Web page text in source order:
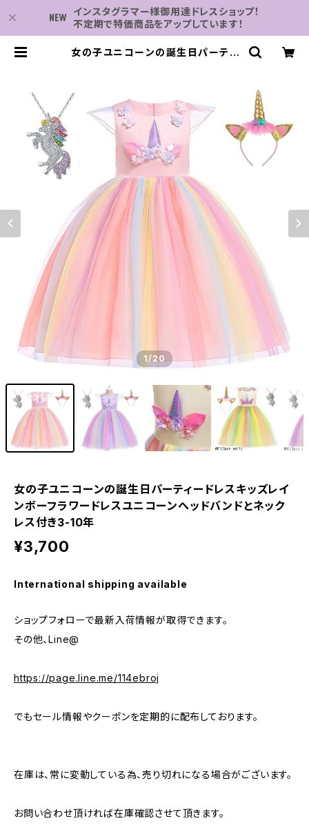
インスタグラマー様御用達ドレスショップ！
不定期で特価商品をアップしています！
女の子ユニコーンの誕生日パーティ
レスなら何でも揃う-2万点～結婚式・
卒業式・発表会の為のドレスショップ
1/20
女の子ユニコーンの誕生日パーティードレスキッズレイ
ンボーフラワードレスユニコーンヘッドバンドとネック
レス付き3-10年
¥3,700
International shipping available
ショップフォローで最新入荷情報が取得できます。
その他、Line@
https://page.line.me/114ebroj
でもセール情報やクーポンを定期的に配布しております。
在庫は、常に変動している為、売り切れになる場合がございます。
お問い合わせ頂ければ在庫確認させて頂きます。